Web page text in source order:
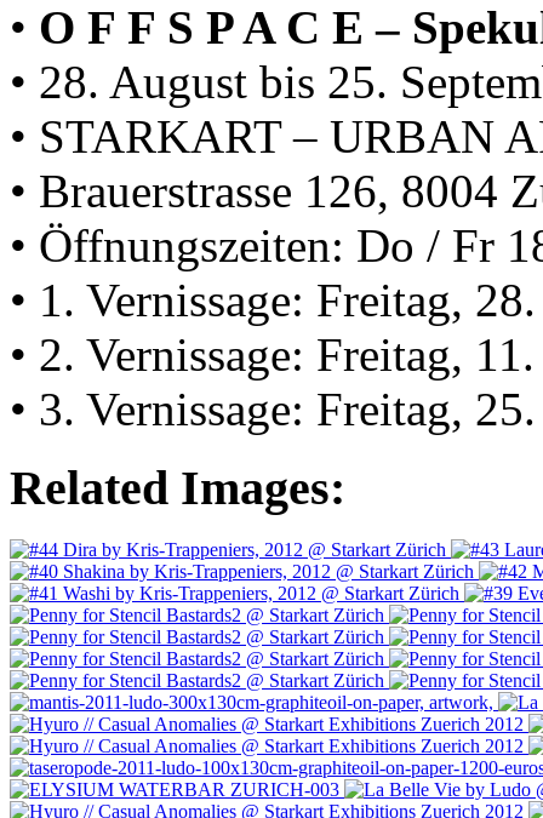
• O F F S P A C E –
• 28. August bis 25.
• STARKART – URBAN
• Brauerstrasse 126, 8004
• Öffnungszeiten: Do / Fr
• 1. Vernissage: Freitag,
• 2. Vernissage: Freitag,
• 3. Vernissage: Freitag,
Related Images: